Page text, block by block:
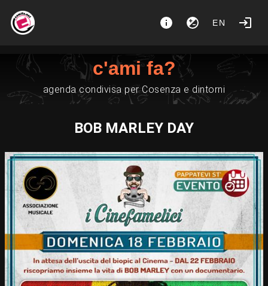
EN
c'ami fa?
agenda condivisa per Cosenza e dintorni
BOB MARLEY DAY